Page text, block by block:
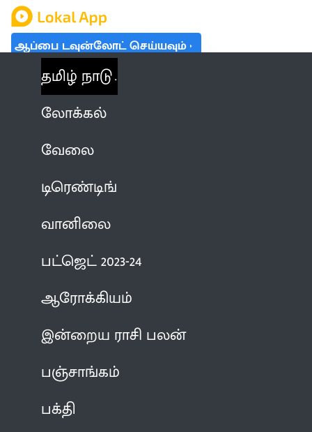
ஆப்பை டவுன்லோட் செய்யவும்
தமிழ் நாடு
லோக்கல்
வேலை
டிரெண்டிங்
வானிலை
பட்ஜெட் 2023-24
ஆரோக்கியம்
இன்றைய ராசி பலன்
பஞ்சாங்கம்
பக்தி